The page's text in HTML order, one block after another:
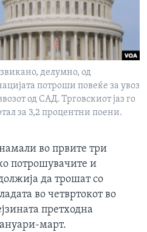
делумно, од
потроши повеќе за увоз
од САД. Трговскиот јаз го
за 3,2 процентни поени.
во првите три
потрошувачите и
да трошат со
во четвртокот во
претходна
март.